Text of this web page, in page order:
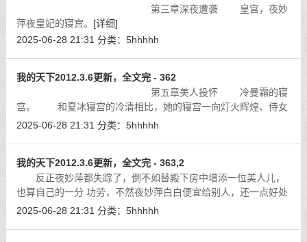
第三章深夜遭袭 皇宫，夜妙
萍夜皇妃的寝宫。 [详细]
2025-06-28 21:31 分类： 5hhhhh
我的天下2012.3.6更新，全文完 - 362
第五章美人投怀 冷曼霜的寝
宫。 和夏冰寝宫的冷清相比，她的寝宫一向灯火辉煌、侍女
太监无数，很容易找。[详细]
2025-06-28 21:31 分类： 5hhhhh
我的天下2012.3.6更新，全文完 - 363,2
反正夜妙萍都失踪了，倒不如替殿下房中增添一位美人儿，
也算自己的一分 功劳，不然夜妙萍白白便宜给别人，还一点好处
都没有，这种笨事他干三归可不 干。
2025-06-28 21:31 分类： 5hhhhh